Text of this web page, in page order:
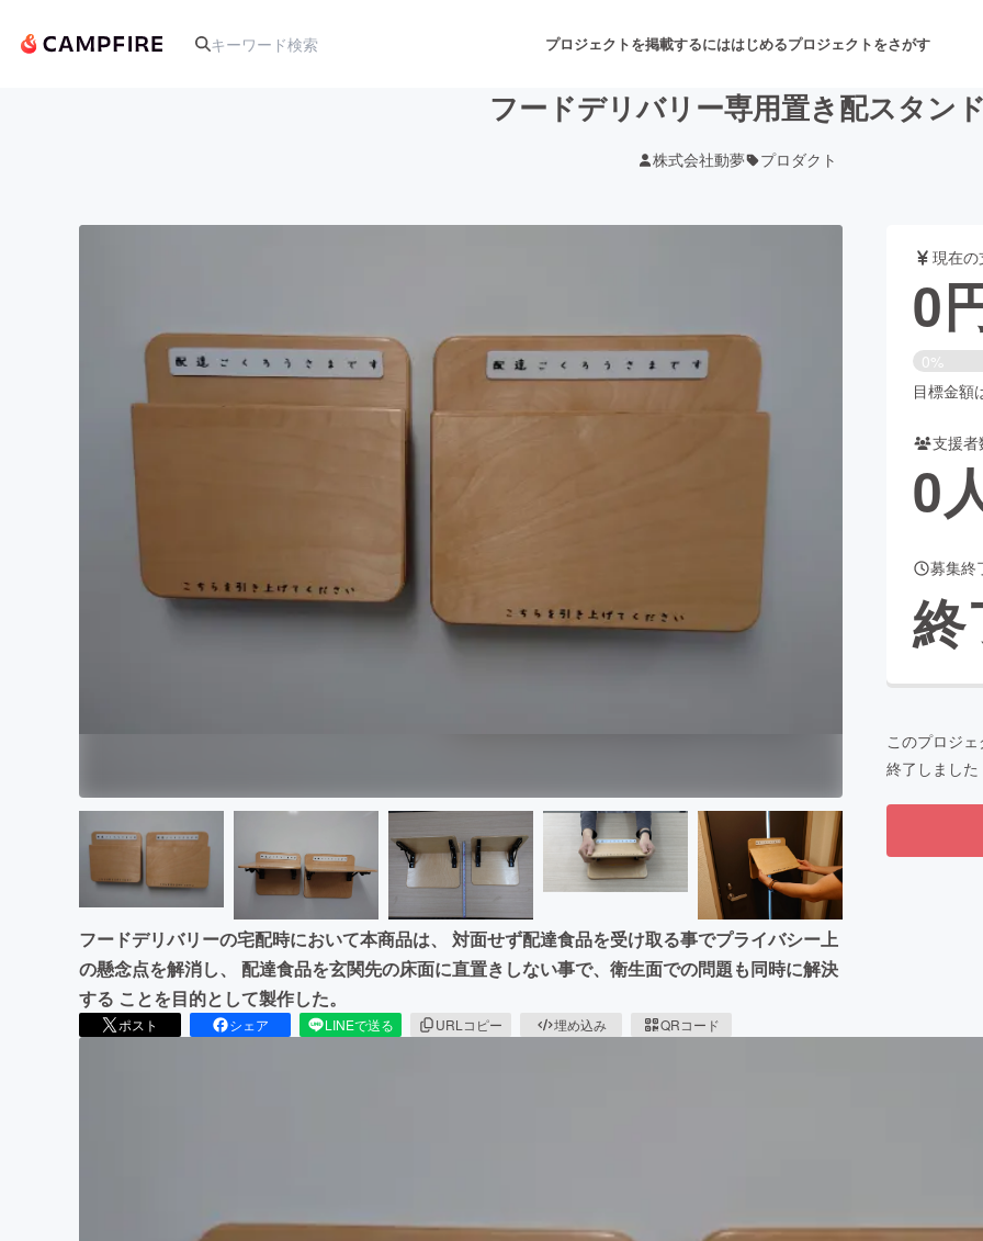
プロジェクトを掲載するにははじめるプロジェクトをさがす
舞台・パフォーマンス
テクノロジー・ガジェット ゲーム・サービス開発
ビューティー・ヘルスケ
CAMPFIREふるさと納税
machi-ya
フードデリバリー専用置き配スタン
株式会社動夢 プロダクト
フードデリバリーの宅配時において本商品は、 対面せず配達食品を受け取る事でプライバシー上
の懸念点を解消し、 配達食品を玄関先の床面に直置きしない事で、衛生面での問題も同時に解決
する ことを目的として製作した。
ポスト シェア LINEで送る URLコピー 埋め込み QRコード
現在
0
0%
目標金額
支援者
0
募集終
終
このプロジ
終了しました